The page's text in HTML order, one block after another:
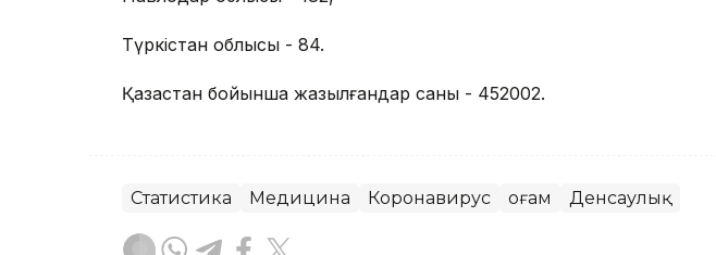
Түркістан облысы - 84.
Қазақстан бойынша жазылғандар саны - 452002.
Статистика Медицина Коронавирус Қоғам Денсаулық